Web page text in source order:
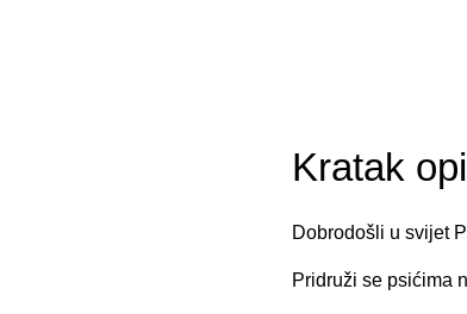
Kratak
Dobrodošli u svijet
Pridruži se psićima